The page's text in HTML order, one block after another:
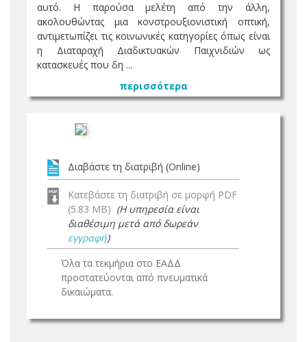
αυτό. Η παρούσα μελέτη από την άλλη,
ακολουθώντας μια κονστρουξιονιστική οπτική,
αντιμετωπίζει τις κοινωνικές κατηγορίες όπως είναι
η Διαταραχή Διαδικτυακών Παιχνιδιών ως
κατασκευές που δη ...
περισσότερα
Διαβάστε τη διατριβή (Online)
Κατεβάστε τη διατριβή σε μορφή PDF
(5.83 MB) (Η υπηρεσία είναι
διαθέσιμη μετά από δωρεάν
εγγραφή)
Όλα τα τεκμήρια στο ΕΑΔΔ
προστατεύονται από πνευματικά
δικαιώματα.